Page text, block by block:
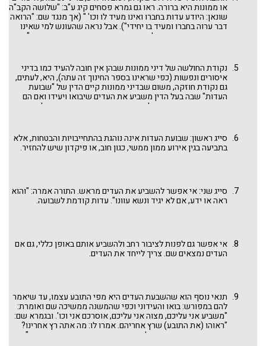
שיש חילול השם אין חולקין כבוד לרב". ראו דברינוגדול כבוד הבריות
בפרשת משפטים.
או ממונות היא ברורה. ראו גם גמרא פסחים קיג ע"ב: "שלושה הקב"ה
שונאן: היודע עדות בחברו ואינו מעיד לו וכו' " (אך מנגד שם: "הרואה
דבר ערוה בחברו ומעיד בו יחידי"). אבל נראה שהעונש למי שאינו
מעיד הוא בידי שמים ולא בידי אדם, ראו גמרא בבא קמא נה ע"ב:
אדם להעיד או להעניש מי שמסרב להעיד והכל בין אדם לחברו ובינו
לבין קונו ומצפונו. גם אין הכובש עדותו בכלל הפסולין לעדות
(תשובות הגאונים, שערי צדק, חלק ד, שער ז סימן יז).
נקודת החולשה של דיני ממונות שבהן אין חובה להעיד כמו בדיני
איסורים ונפשות (כפי שראינו בספר החינוך זה עתה), היא, לעתים,
גם נקודת חוזקה, משום שבדיני ממונות קיים הדין של "שבועת
העדות" שבה בעל הדין משביע את העדים שיבואו ויעידו ואם הם
מתכחשים הם עוברים על השבועה. וזהו שכתוב בפסוק שלנו:
חָטָא עָלֶיהָ: וְהֵבִיא אֶת אֲשָׁמוֹ לַה' עַל חַטָּאתוֹ אֲשֶׁר חָטָא נְקֵבָה מִן הַצֹּאן
כִּשְׂבָּה אוֹ שְׂעִירַת עִזִּים לְחַטָּאת". אלא שיש סייגים רבים לדין שבועת
העדות, מקצתם מוזכרים להלן.
סייג ראשון: שבועת העדות אינה נוהגת בהתחייבויות והבטחות, אלא
בתביעה בגין אירוע ממון ממשי, כגון חוב, או פיקדון שיש להחזיר.
סייג שני: אי אפשר להשביע את העדים מראש. התורה אמרה: "והוא
ראה או ידע, אם לא יגיד ונשא עוונו". עדות קודמת לשבועה.
אי אפשר גם לפנות לציבור רחב ולהשביע אותם באופן כללי, גם אם
העדים נמצאים שם. צריך לייחד את העדים.
תנאי נוסף הוא שהשבעת העדים היא מפי התובע עצמו, עד שיאמר
להם במפורש: בואו והעידוני וכפי שהמשנה ממשיכה שם ואומרת:
"משביע אני עליכם, מצוה אני עליכם, אוסרכם אני וכו'. ובגמרא שם:
"ראוהו (את התובע) שרץ אחריהם. אמרו לו: מה אתה רץ אחרינו?
שבועה שאין אנו יודעים לך עדות – פטורים. עד שישמעו מפיו".